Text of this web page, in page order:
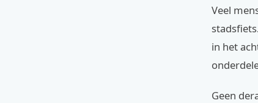
Veel
in het
Geen